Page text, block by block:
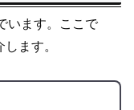
います。ここで
ます。